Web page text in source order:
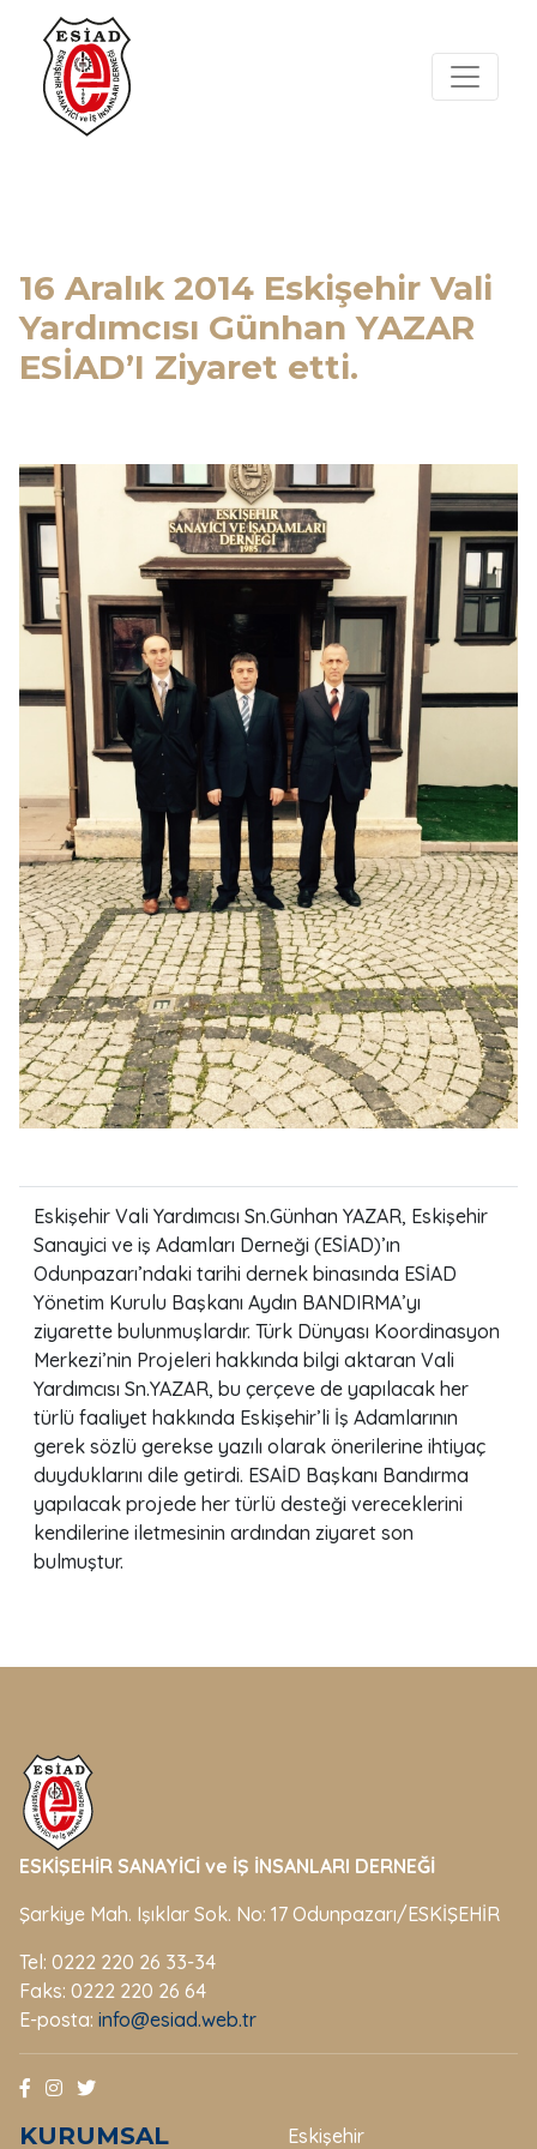
16 Aralık 2014 Eskişehir Vali
Yardımcısı Günhan YAZAR
ESİAD’I Ziyaret etti.
Eskişehir Vali Yardımcısı Sn.Günhan YAZAR, Eskişehir
Sanayici ve iş Adamları Derneği (ESİAD)’ın
Odunpazarı’ndaki tarihi dernek binasında ESİAD
Yönetim Kurulu Başkanı Aydın BANDIRMA’yı
ziyarette bulunmuşlardır. Türk Dünyası Koordinasyon
Merkezi’nin Projeleri hakkında bilgi aktaran Vali
Yardımcısı Sn.YAZAR, bu çerçeve de yapılacak her
türlü faaliyet hakkında Eskişehir’li İş Adamlarının
gerek sözlü gerekse yazılı olarak önerilerine ihtiyaç
duyduklarını dile getirdi. ESAİD Başkanı Bandırma
yapılacak projede her türlü desteği vereceklerini
kendilerine iletmesinin ardından ziyaret son
bulmuştur.
ESKİŞEHİR SANAYİCİ ve İŞ İNSANLARI DERNEĞİ
Şarkiye Mah. Işıklar Sok. No: 17 Odunpazarı/ESKİŞEHİR
Tel: 0222 220 26 33-34
Faks: 0222 220 26 64
E-posta: info@esiad.web.tr
KURUMSAL Eskişehir